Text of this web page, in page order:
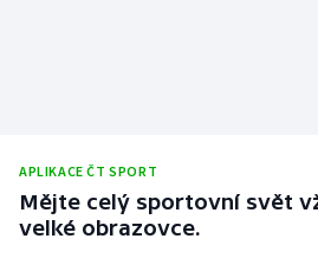
APLIKACE ČT SPORT
Mějte celý sportovní svět
velké obrazovce.